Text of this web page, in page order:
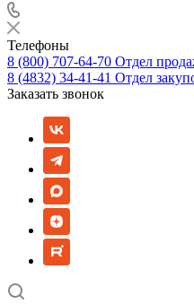
Телефоны
8 (800) 707-64-70 Отдел
8 (4832) 34-41-41 Отдел
Заказать звонок